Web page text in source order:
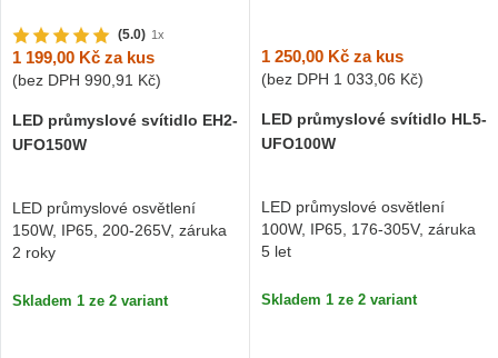
(5.0) 1x
1 199,00 Kč za kus
(bez DPH 990,91 Kč)
LED průmyslové svítidlo EH2-
UFO150W
LED průmyslové osvětlení
150W, IP65, 200-265V, záruka
2 roky
Skladem 1 ze 2 variant
1 250,00 Kč za kus
(bez DPH 1 033,06 Kč)
LED průmyslové svítidlo HL5-
UFO100W
LED průmyslové osvětlení
100W, IP65, 176-305V, záruka
5 let
Skladem 1 ze 2 variant